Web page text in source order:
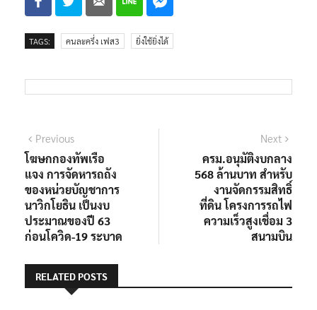
TAGS: คนละครึ่ง เฟส3 ยิ่งใช้ยิ่งได้
แนะแนว
เรื่อง
PreviousPrevious
post:
โฆษกกองทัพเรือ
แจง การจัดหารถถัง
ของหน่วยบัญชาการ
นาวิกโยธิน เป็นงบ
ประมาณของปี 63
ก่อนโควิด-19 ระบาด
Next
ครม.อนุมัติงบกลาง
568 ล้านบาท สำหรับ
งานจัดกรรมสิทธิ์
ที่ดิน โครงการรถไฟ
ความเร็วสูงเชื่อม 3
สนามบิน
RELATED POSTS